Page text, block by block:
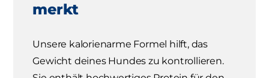
merkt
Unsere kalorienarme Formel hilft, das
Gewicht deines Hundes zu kontrollieren.